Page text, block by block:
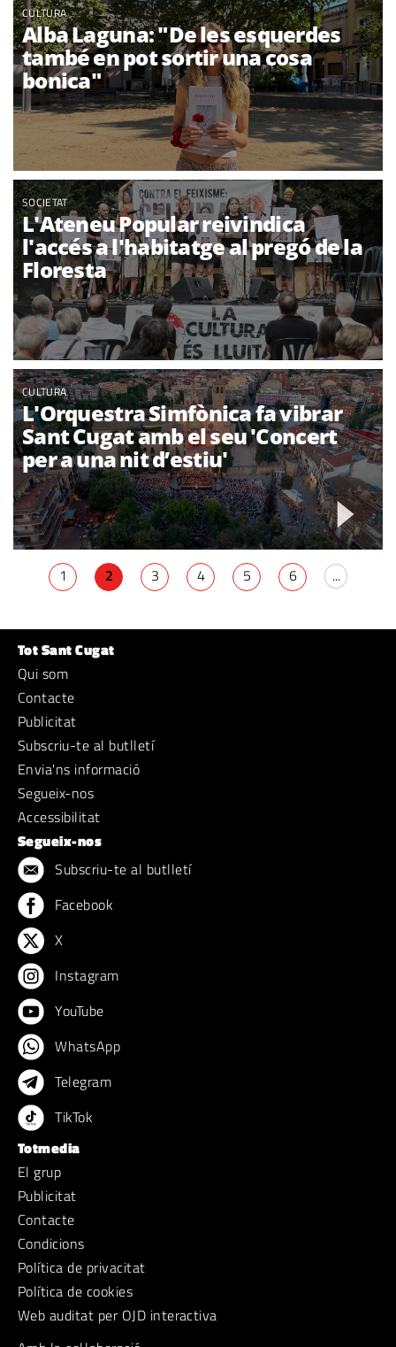
CULTURA
Alba Laguna: "De les esquerdes
també en pot sortir una cosa
bonica"
SOCIETAT
L'Ateneu Popular reivindica
l'accés a l'habitatge al pregó de la
Floresta
CULTURA
L'Orquestra Simfònica fa vibrar
Sant Cugat amb el seu 'Concert
per a una nit d’estiu'
1 2 3 4 5 6 ...
Tot Sant Cugat
Qui som
Contacte
Publicitat
Subscriu-te al butlletí
Envia'ns informació
Segueix-nos
Accessibilitat
Segueix-nos
Subscriu-te al butlletí
Facebook
X
Instagram
YouTube
WhatsApp
Telegram
TikTok
Totmedia
El grup
Publicitat
Contacte
Condicions
Política de privacitat
Política de cookies
Web auditat per OJD interactiva